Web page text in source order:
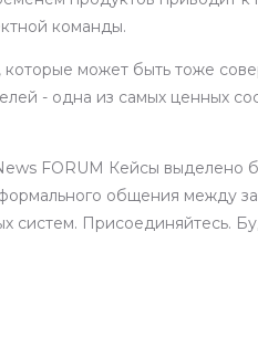
команды.
может быть тоже
- одна из самых ценных
FORUM Кейсы выделено
общения между
систем. Присоединяйтесь.